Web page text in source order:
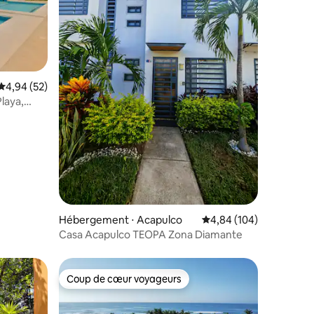
: 5 sur 5
moyenne sur la base de 52 commentaires : 4,94 sur 5
4,94 (52)
Hébergement ⋅ Acapulco Évaluation moyenne
4,84 (104)
Casa Acapulco TEOPA Zona Diamante
Coup de cœur voyageurs
Coup de cœur voyageurs